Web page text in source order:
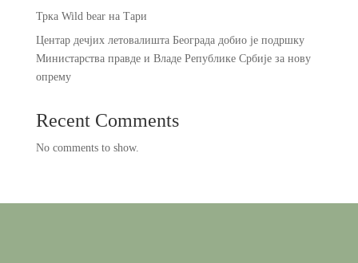
Трка Wild bear на Тари
Центар дечјих летовалишта Београда добио је подршку
Министарства правде и Владе Републике Србије за нову
опрему
Recent Comments
No comments to show.